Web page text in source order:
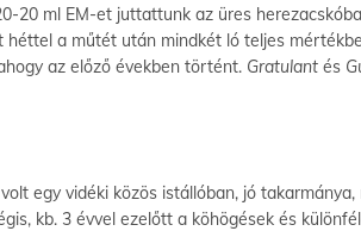
ml EM-et juttattunk az üres
a műtét után mindkét ló teljes
az előző években történt. Gratulant és
egy vidéki közös istállóban, jó
kb. 3 évvel ezelőtt a köhögések és